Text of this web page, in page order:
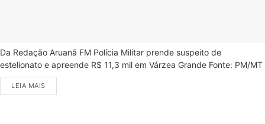
Da Redação Aruanã FM Polícia Militar prende suspeito de
estelionato e apreende R$ 11,3 mil em Várzea Grande Fonte: PM/MT
LEIA MAIS